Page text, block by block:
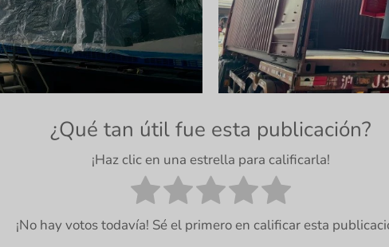
¿Qué tan útil fue esta publicación?
¡Haz clic en una estrella para calificarla!
¡No hay votos todavía! Sé el primero en calificar esta